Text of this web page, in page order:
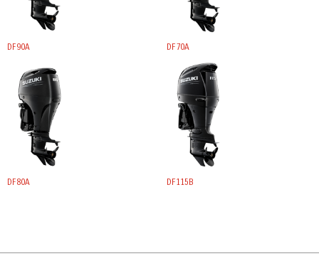
DF90A DF70A
DF80A DF115B